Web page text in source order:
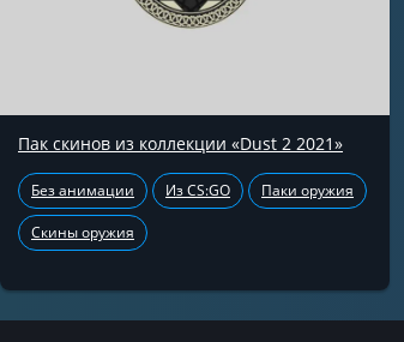
Пак скинов из коллекции «Dust 2 2021»
Без анимации Из CS:GO Паки оружия
Скины оружия